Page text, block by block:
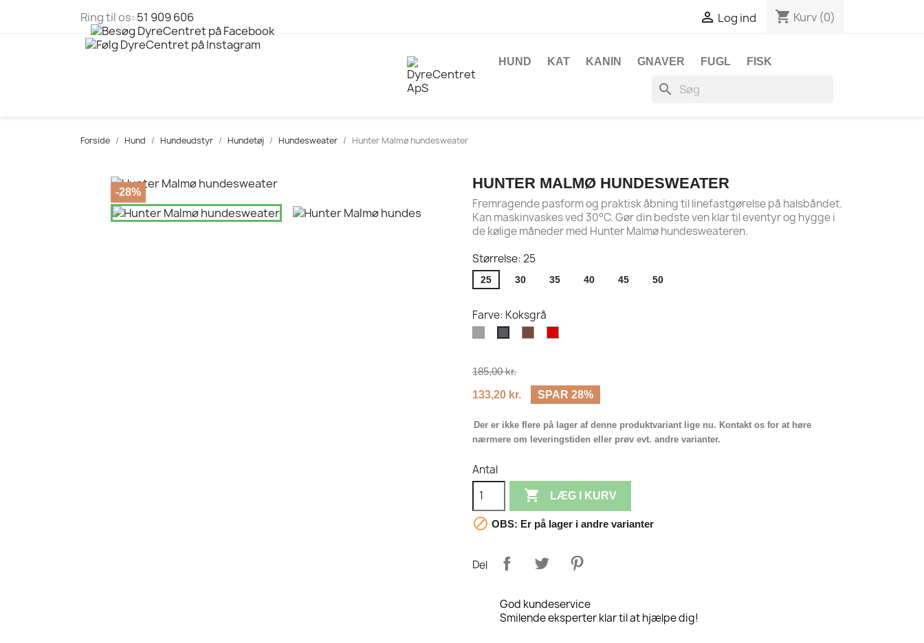
Ring til os: 51 909 606  Log ind shopping_cart Kurv (0)
HUND KAT KANIN GNAVER FUGL FISK
search
Forside Hund Hundeudstyr Hundetøj Hundesweater Hunter Malmø hundesweater
-28%
HUNTER MALMØ HUNDESWEATER
Fremragende pasform og praktisk åbning til linefastgørelse på halsbåndet.
Kan maskinvaskes ved 30°C. Gør din bedste ven klar til eventyr og hygge i
de kølige måneder med Hunter Malmø hundesweateren.
Størrelse: 25
25 30 35 40 45 50
Farve: Koksgrå
185,00 kr.
133,20 kr.
SPAR 28%
Der er ikke flere på lager af denne produktvariant lige nu. Kontakt os for at høre
nærmere om leveringstiden eller prøv evt. andre varianter.
Antal
 LÆG I KURV
 OBS: Er på lager i andre varianter
Del
God kundeservice
Smilende eksperter klar til at hjælpe dig!